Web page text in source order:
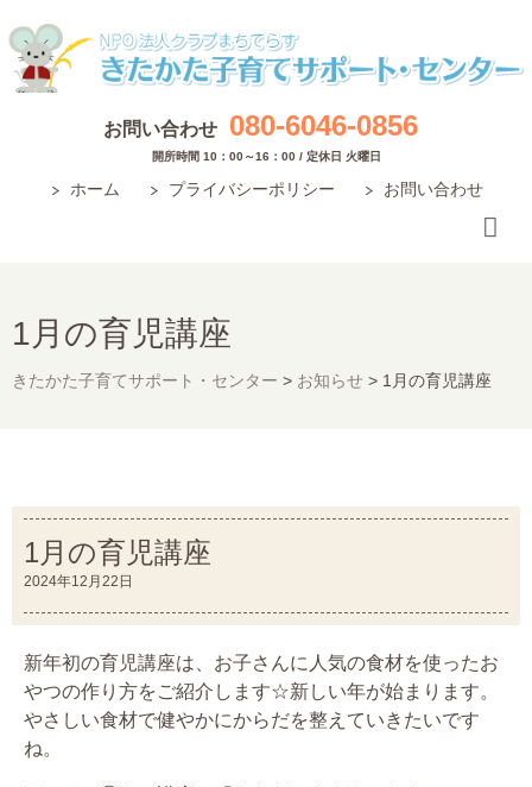
お問い合わせ 080-6046-0856
開所時間 10：00～16：00 / 定休日 火曜日
ホーム プライバシーポリシー お問い合わせ
1月の育児講座
きたかた子育てサポート・センター > お知らせ > 1月の育児講座
1月の育児講座
2024年12月22日
新年初の育児講座は、お子さんに人気の食材を使ったお
やつの作り方をご紹介します☆新しい年が始まります。
やさしい食材で健やかにからだを整えていきたいです
ね。